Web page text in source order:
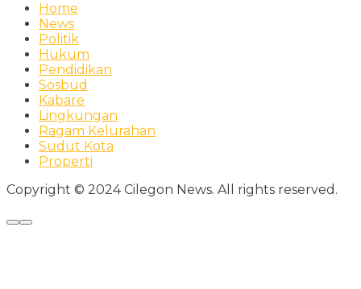
Home
News
Politik
Hukum
Pendidikan
Sosbud
Kabare
Lingkungan
Ragam Kelurahan
Sudut Kota
Properti
Copyright © 2024 Cilegon News. All rights reserved.